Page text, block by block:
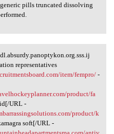
pills truncated dissolving
representatives
item/fempro/-
product/fa
URL -
product/k
soft[/URL -